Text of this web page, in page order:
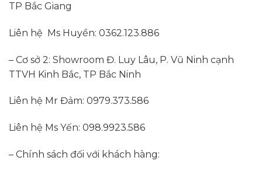
TP Bắc Giang
Liên hệ Ms Huyền: 0362.123.886
– Cơ sở 2: Showroom Đ. Luy Lâu, P. Vũ Ninh cạnh
TTVH Kinh Bắc, TP Bắc Ninh
Liên hệ Mr Đảm: 0979.373.586
Liên hệ Ms Yến: 098.9923.586
– Chính sách đối với khách hàng: